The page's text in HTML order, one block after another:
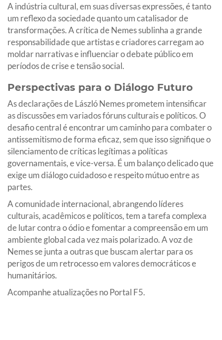
A indústria cultural, em suas diversas expressões, é tanto
um reflexo da sociedade quanto um catalisador de
transformações. A crítica de Nemes sublinha a grande
responsabilidade que artistas e criadores carregam ao
moldar narrativas e influenciar o debate público em
períodos de crise e tensão social.
Perspectivas para o Diálogo Futuro
As declarações de László Nemes prometem intensificar
as discussões em variados fóruns culturais e políticos. O
desafio central é encontrar um caminho para combater o
antissemitismo de forma eficaz, sem que isso signifique o
silenciamento de críticas legítimas a políticas
governamentais, e vice-versa. É um balanço delicado que
exige um diálogo cuidadoso e respeito mútuo entre as
partes.
A comunidade internacional, abrangendo líderes
culturais, acadêmicos e políticos, tem a tarefa complexa
de lutar contra o ódio e fomentar a compreensão em um
ambiente global cada vez mais polarizado. A voz de
Nemes se junta a outras que buscam alertar para os
perigos de um retrocesso em valores democráticos e
humanitários.
Acompanhe atualizações no Portal F5.